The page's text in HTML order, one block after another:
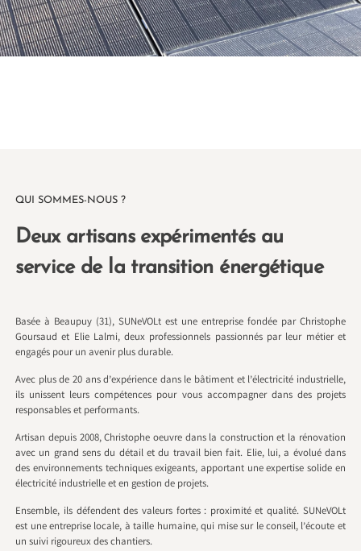
QUI SOMMES-NOUS ?
Deux artisans expérimentés au
service de la transition énergétique
Basée à Beaupuy (31), SUNeVOLt est une entreprise fondée par Christophe
Goursaud et Elie Lalmi, deux professionnels passionnés par leur métier et
engagés pour un avenir plus durable.
Avec plus de 20 ans d’expérience dans le bâtiment et l’électricité industrielle,
ils unissent leurs compétences pour vous accompagner dans des projets
responsables et performants.
Artisan depuis 2008, Christophe oeuvre dans la construction et la rénovation
avec un grand sens du détail et du travail bien fait. Elie, lui, a évolué dans
des environnements techniques exigeants, apportant une expertise solide en
électricité industrielle et en gestion de projets.
Ensemble, ils défendent des valeurs fortes : proximité et qualité. SUNeVOLt
est une entreprise locale, à taille humaine, qui mise sur le conseil, l’écoute et
un suivi rigoureux des chantiers.